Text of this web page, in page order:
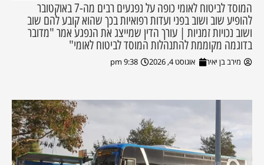
המוסד לביטוח לאומי כופה על נפגעים רבים מה-7 באוקטובר
להופיע שוב ושוב בפני ועדות רפואיות בכך שהוא קובע להם שוב
ושוב נכויות זמניות | עורך הדין שמייצג את הנפגע אמר "מדובר
בדוגמה מקוממת להתנהלות המוסד לביטוח לאומי"
מירב בן יאיר אוגוסט 4, 2026 9:38 pm